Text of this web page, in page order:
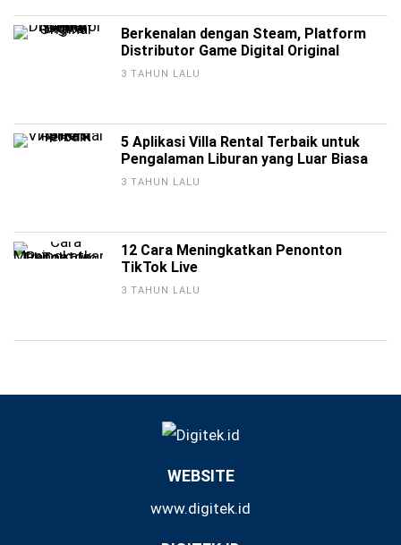
Berkenalan dengan Steam, Platform
Distributor Game Digital Original
3 TAHUN LALU
5 Aplikasi Villa Rental Terbaik untuk
Pengalaman Liburan yang Luar Biasa
3 TAHUN LALU
12 Cara Meningkatkan Penonton
TikTok Live
3 TAHUN LALU
WEBSITE
www.digitek.id